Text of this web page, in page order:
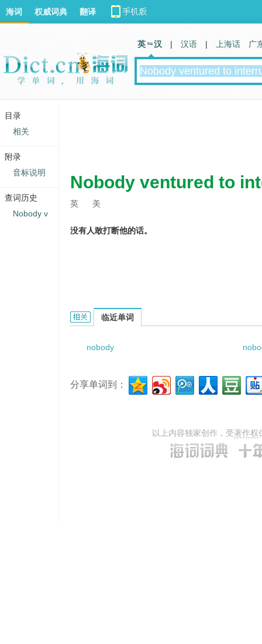
Nobody ventured to
英 美
没有人敢打断他的话。
Nobody ventured to interrupt him.的相关资料：
临近单词
nobody
分享单词到：
以上内容独家创作，受著作权
海词 权威词典 翻译
英 汉 | 汉语 | 上海话 广
目录
相关
附录
音标说明
查词历史
Nobody v